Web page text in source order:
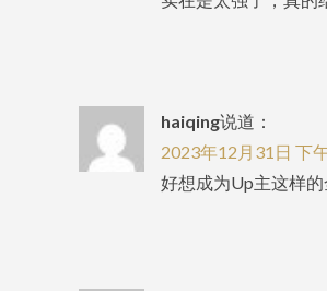
haiqing说道：
2023年12月31日 下
好想成为Up主这样